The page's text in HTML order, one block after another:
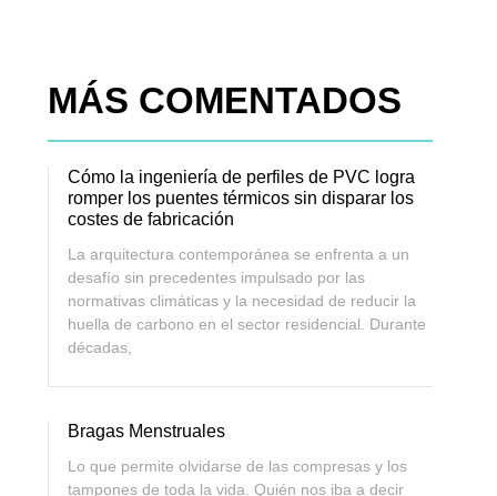
MÁS COMENTADOS
Cómo la ingeniería de perfiles de PVC logra
romper los puentes térmicos sin disparar los
costes de fabricación
La arquitectura contemporánea se enfrenta a un
desafío sin precedentes impulsado por las
normativas climáticas y la necesidad de reducir la
huella de carbono en el sector residencial. Durante
décadas,
Bragas Menstruales
Lo que permite olvidarse de las compresas y los
tampones de toda la vida. Quién nos iba a decir